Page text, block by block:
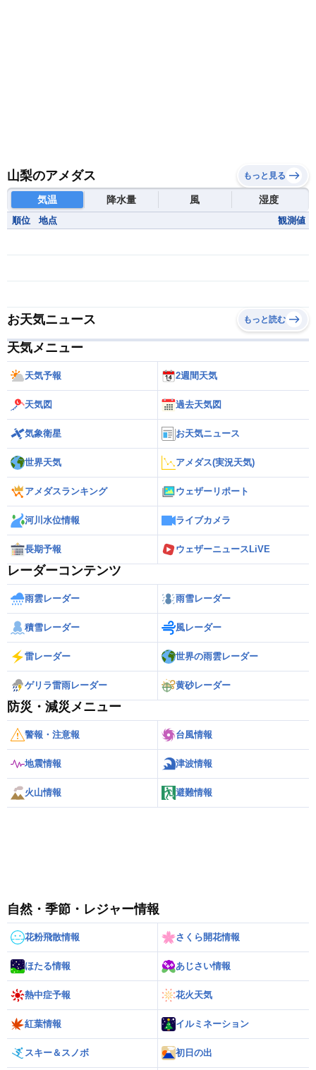
山梨のアメダス もっと見る
気温 降水量 風 湿度
順位 地点 観測値
お天気ニュース もっと読む
天気メニュー
天気予報 2週間天気
天気図 過去天気図
気象衛星 お天気ニュース
世界天気 アメダス(実況天気)
アメダスランキング ウェザーリポート
河川水位情報 ライブカメラ
長期予報 ウェザーニュースLiVE
レーダーコンテンツ
雨雲レーダー 雨雪レーダー
積雪レーダー 風レーダー
雷レーダー 世界の雨雲レーダー
ゲリラ雷雨レーダー 黄砂レーダー
防災・減災メニュー
警報・注意報 台風情報
地震情報 津波情報
火山情報 避難情報
自然・季節・レジャー情報
花粉飛散情報 さくら開花情報
ほたる情報 あじさい情報
熱中症予報 花火天気
紅葉情報 イルミネーション
スキー＆スノボ 初日の出